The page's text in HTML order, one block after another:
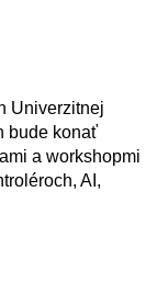
Univerzitnej
bude konať
a workshopmi
AI,